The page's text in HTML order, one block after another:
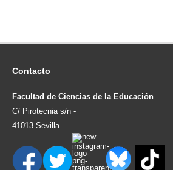
Contacto
Facultad de Ciencias de la Educación
C/ Pirotecnia s/n -
41013 Sevilla